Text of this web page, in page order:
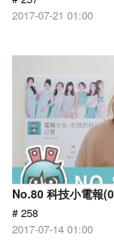
2017-07-21 01:00
No.80 科技小電報
# 258
2017-07-14 01:00